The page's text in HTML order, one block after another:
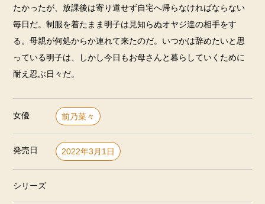
たかったが、放課後は寄り道せず自宅へ帰らなければならない
毎日だ。制服を着たまま明子は見知らぬオヤジ達の相手をす
る。母親が何処からか連れて来たのだ。いつかは辞めたいと思
っている明子は、しかし今日もお母さんと暮らしていくために
耐え忍ぶ日々だ。
女優 前乃菜々
発売日 2022年3月1日
シリーズ